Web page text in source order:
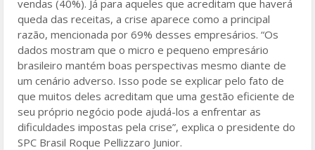
vendas (40%). Já para aqueles que acreditam que haverá
queda das receitas, a crise aparece como a principal
razão, mencionada por 69% desses empresários. “Os
dados mostram que o micro e pequeno empresário
brasileiro mantém boas perspectivas mesmo diante de
um cenário adverso. Isso pode se explicar pelo fato de
que muitos deles acreditam que uma gestão eficiente de
seu próprio negócio pode ajudá-los a enfrentar as
dificuldades impostas pela crise”, explica o presidente do
SPC Brasil Roque Pellizzaro Junior.